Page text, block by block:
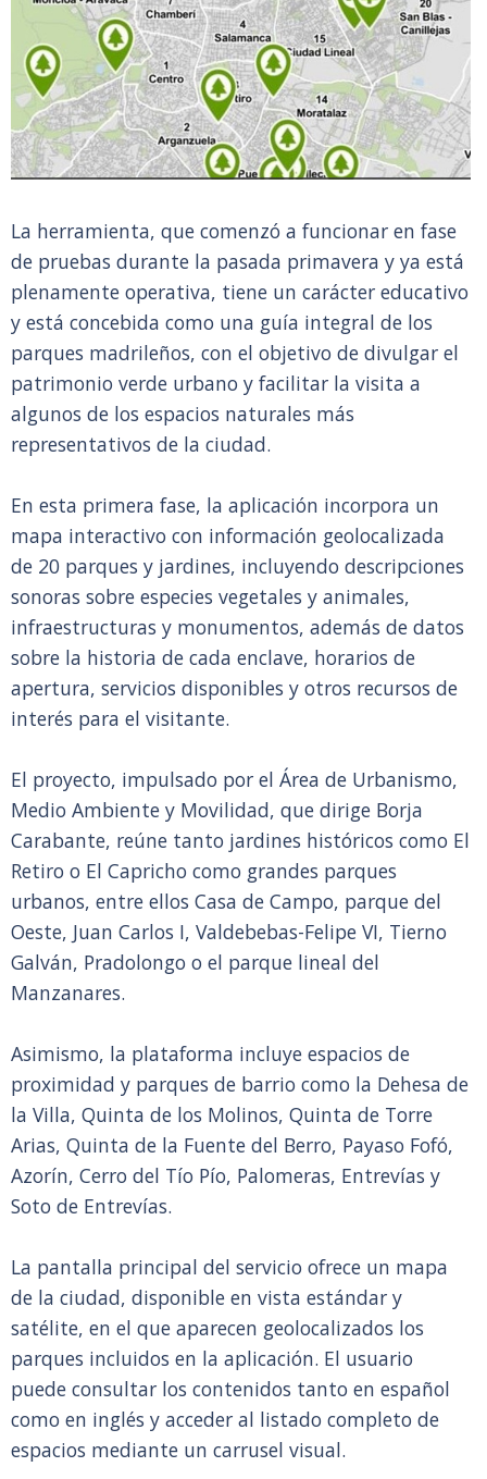
La herramienta, que comenzó a funcionar en fase
de pruebas durante la pasada primavera y ya está
plenamente operativa, tiene un carácter educativo
y está concebida como una guía integral de los
parques madrileños, con el objetivo de divulgar el
patrimonio verde urbano y facilitar la visita a
algunos de los espacios naturales más
representativos de la ciudad.
En esta primera fase, la aplicación incorpora un
mapa interactivo con información geolocalizada
de 20 parques y jardines, incluyendo descripciones
sonoras sobre especies vegetales y animales,
infraestructuras y monumentos, además de datos
sobre la historia de cada enclave, horarios de
apertura, servicios disponibles y otros recursos de
interés para el visitante.
El proyecto, impulsado por el Área de Urbanismo,
Medio Ambiente y Movilidad, que dirige Borja
Carabante, reúne tanto jardines históricos como El
Retiro o El Capricho como grandes parques
urbanos, entre ellos Casa de Campo, parque del
Oeste, Juan Carlos I, Valdebebas-Felipe VI, Tierno
Galván, Pradolongo o el parque lineal del
Manzanares.
Asimismo, la plataforma incluye espacios de
proximidad y parques de barrio como la Dehesa de
la Villa, Quinta de los Molinos, Quinta de Torre
Arias, Quinta de la Fuente del Berro, Payaso Fofó,
Azorín, Cerro del Tío Pío, Palomeras, Entrevías y
Soto de Entrevías.
La pantalla principal del servicio ofrece un mapa
de la ciudad, disponible en vista estándar y
satélite, en el que aparecen geolocalizados los
parques incluidos en la aplicación. El usuario
puede consultar los contenidos tanto en español
como en inglés y acceder al listado completo de
espacios mediante un carrusel visual.